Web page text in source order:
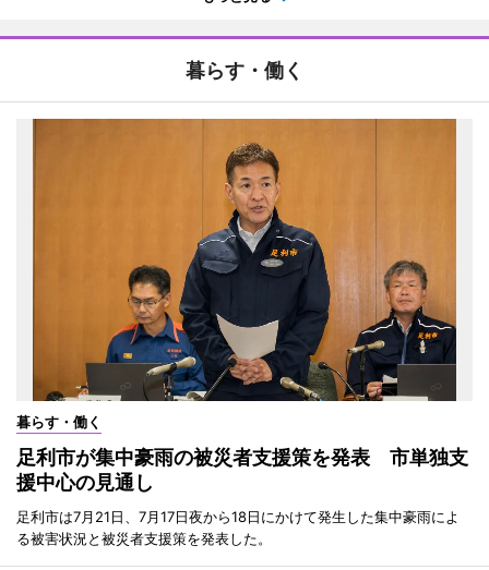
暮らす・働く
暮らす・働く
足利市が集中豪雨の被災者支援策を発表 市単独支
援中心の見通し
足利市は7月21日、7月17日夜から18日にかけて発生した集中豪雨によ
る被害状況と被災者支援策を発表した。